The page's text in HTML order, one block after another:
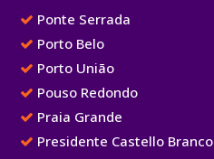
Ponte Serrada
Porto Belo
Porto União
Pouso Redondo
Praia Grande
Presidente Castello Branco